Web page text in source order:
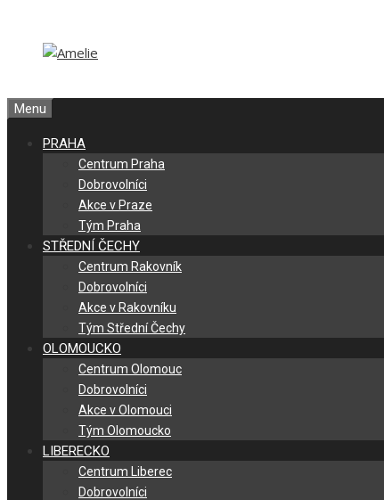
obsah
obsah
Menu
PRAHA
Centrum Praha
Dobrovolníci
Akce v Praze
Tým Praha
STŘEDNÍ ČECHY
Centrum Rakovník
Dobrovolníci
Akce v Rakovníku
Tým Střední Čechy
OLOMOUCKO
Centrum Olomouc
Dobrovolníci
Akce v Olomouci
Tým Olomoucko
LIBERECKO
Centrum Liberec
Dobrovolníci